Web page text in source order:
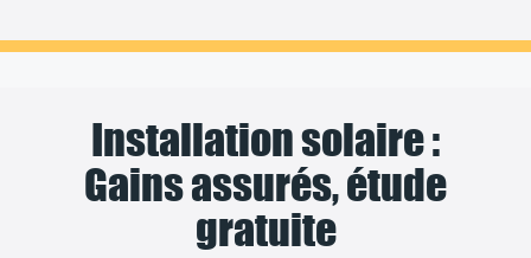
Installation solaire :
Gains assurés, étude
gratuite